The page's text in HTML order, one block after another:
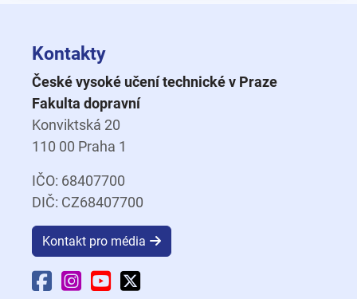
Kontakty
České vysoké učení technické v Praze
Fakulta dopravní
Konviktská 20
110 00 Praha 1
IČO: 68407700
DIČ: CZ68407700
Kontakt pro média
Facebook Fakulty dopravní
Instagram Fakulty dopravní
YouTube Fakulty dopravní